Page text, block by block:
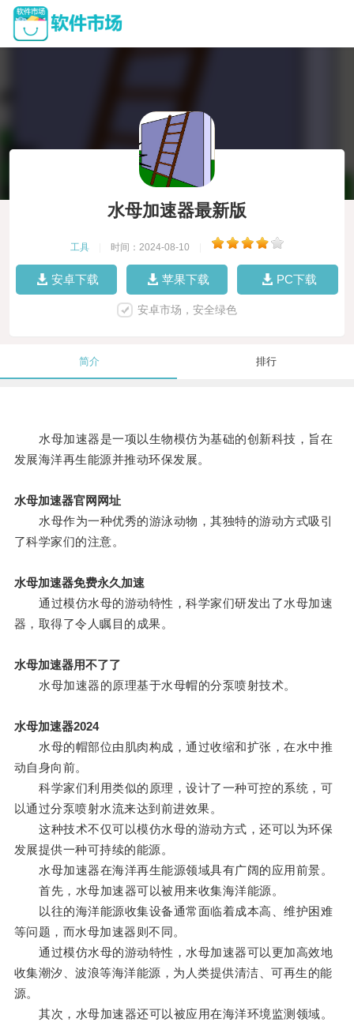
水母加速器最新版
工具 时间：2024-08-10
安卓下载 苹果下载 PC下载
安卓市场，安全绿色
简介 排行
水母加速器是一项以生物模仿为基础的创新科技，旨在
发展海洋再生能源并推动环保发展。
水母加速器官网网址
水母作为一种优秀的游泳动物，其独特的游动方式吸引
了科学家们的注意。
水母加速器免费永久加速
通过模仿水母的游动特性，科学家们研发出了水母加速
器，取得了令人瞩目的成果。
水母加速器用不了了
水母加速器的原理基于水母帽的分泵喷射技术。
水母加速器2024
水母的帽部位由肌肉构成，通过收缩和扩张，在水中推
动自身向前。
科学家们利用类似的原理，设计了一种可控的系统，可
以通过分泵喷射水流来达到前进效果。
这种技术不仅可以模仿水母的游动方式，还可以为环保
发展提供一种可持续的能源。
水母加速器在海洋再生能源领域具有广阔的应用前景。
首先，水母加速器可以被用来收集海洋能源。
以往的海洋能源收集设备通常面临着成本高、维护困难
等问题，而水母加速器则不同。
通过模仿水母的游动特性，水母加速器可以更加高效地
收集潮汐、波浪等海洋能源，为人类提供清洁、可再生的能
源。
其次，水母加速器还可以被应用在海洋环境监测领域。